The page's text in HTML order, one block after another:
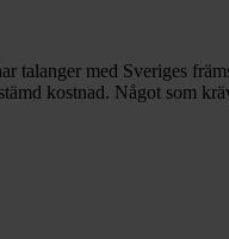
talanger med Sveriges
kostnad. Något som